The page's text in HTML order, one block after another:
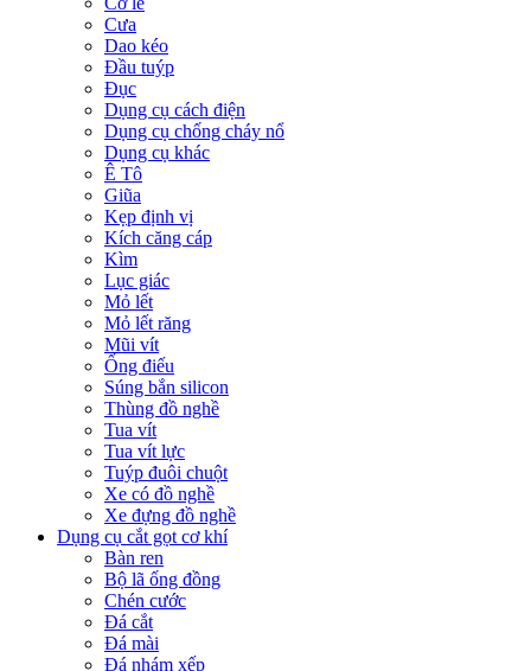
Cưa
Dao kéo
Đầu tuýp
Đục
Dụng cụ cách điện
Dụng cụ chống cháy nổ
Dụng cụ khác
Ê Tô
Giũa
Kẹp định vị
Kích căng cáp
Kìm
Lục giác
Mỏ lết
Mỏ lết răng
Mũi vít
Ống điếu
Súng bắn silicon
Thùng đồ nghề
Tua vít
Tua vít lực
Tuýp đuôi chuột
Xe có đồ nghề
Xe đựng đồ nghề
Dụng cụ cắt gọt cơ khí
Bàn ren
Bộ lã ống đồng
Chén cước
Đá cắt
Đá mài
Đá nhám xếp